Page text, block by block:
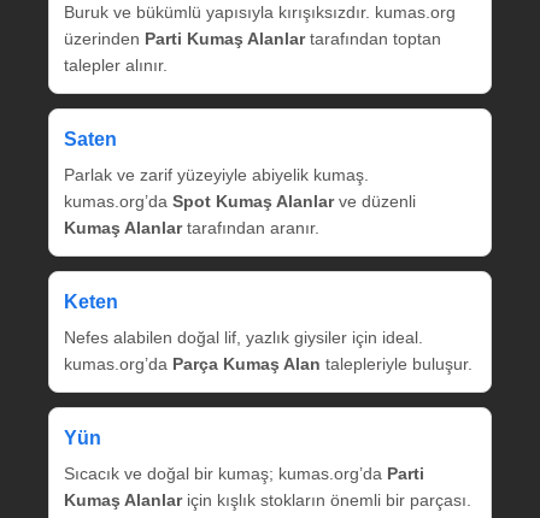
Buruk ve bükümlü yapısıyla kırışıksızdır. kumas.org
üzerinden Parti Kumaş Alanlartarafından toptan
talepler alınır.
Saten
Parlak ve zarif yüzeyiyle abiyelik kumaş.
kumas.org’da Spot Kumaş Alanlarve düzenli
Kumaş Alanlartarafından aranır.
Keten
Nefes alabilen doğal lif, yazlık giysiler için ideal.
kumas.org’da Parça Kumaş Alan talepleriyle buluşur.
Yün
Sıcacık ve doğal bir kumaş; kumas.org’da Parti
Kumaş Alanlariçin kışlık stokların önemli bir parçası.